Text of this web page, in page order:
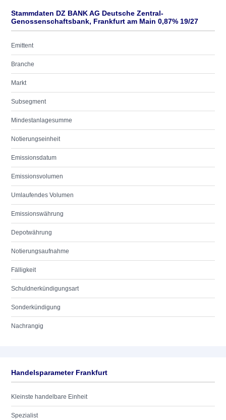
Stammdaten DZ BANK AG Deutsche Zentral-
Genossenschaftsbank, Frankfurt am Main 0,87% 19/27
Emittent
Branche
Markt
Subsegment
Mindestanlagesumme
Notierungseinheit
Emissionsdatum
Emissionsvolumen
Umlaufendes Volumen
Emissionswährung
Depotwährung
Notierungsaufnahme
Fälligkeit
Schuldnerkündigungsart
Sonderkündigung
Nachrangig
Handelsparameter Frankfurt
Kleinste handelbare Einheit
Spezialist